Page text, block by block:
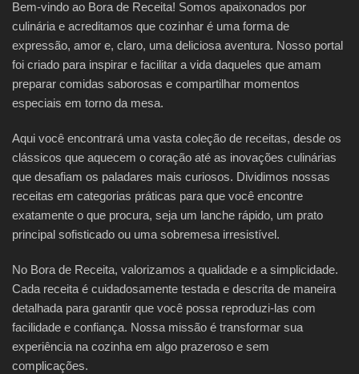
Bem-vindo ao Bora de Receita! Somos apaixonados por
culinária e acreditamos que cozinhar é uma forma de
expressão, amor e, claro, uma deliciosa aventura. Nosso portal
foi criado para inspirar e facilitar a vida daqueles que amam
preparar comidas saborosas e compartilhar momentos
especiais em torno da mesa.
Aqui você encontrará uma vasta coleção de receitas, desde os
clássicos que aquecem o coração até as inovações culinárias
que desafiam os paladares mais curiosos. Dividimos nossas
receitas em categorias práticas para que você encontre
exatamente o que procura, seja um lanche rápido, um prato
principal sofisticado ou uma sobremesa irresistível.
No Bora de Receita, valorizamos a qualidade e a simplicidade.
Cada receita é cuidadosamente testada e descrita de maneira
detalhada para garantir que você possa reproduzi-las com
facilidade e confiança. Nossa missão é transformar sua
experiência na cozinha em algo prazeroso e sem
complicações.